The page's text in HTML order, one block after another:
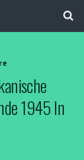
1945 In